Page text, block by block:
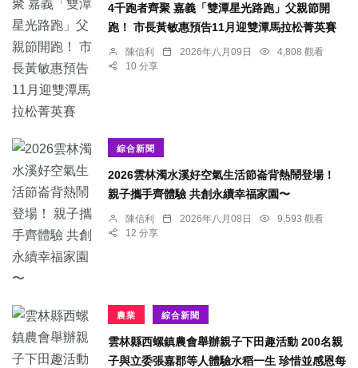
4千跑者齊聚 嘉義「雙潭星光路跑」父親節開
跑！ 市長黃敏惠預告11月迎雙潭馬拉松菁英賽
陳信利 2026年八月09日
4,808 觀看
10 分享
綜合新聞
2026雲林濁水溪好空氣生活節崙背熱鬧登場！
親子攜手齊體驗 共創永續幸福家園〜
陳信利 2026年八月08日
9,593 觀看
12 分享
農業 綜合新聞
雲林縣西螺鎮農會舉辦親子下田趣活動 200名親
子與立委張嘉郡等人體驗水稻一生 珍惜並感恩每